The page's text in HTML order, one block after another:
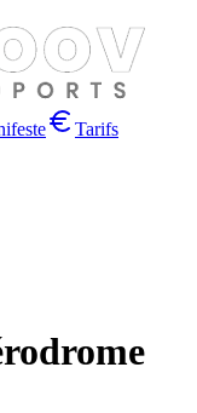
Tarifs